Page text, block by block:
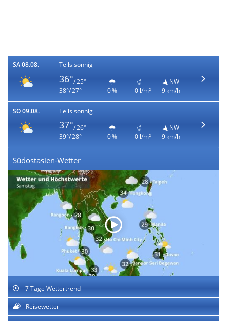
SA 08.08. Teils sonnig
36°/ 25°
38°/ 27°
0 % 0 l/m²
NW
9 km/h
SO 09.08. Teils sonnig
37°/ 26°
39°/ 28°
0 % 0 l/m²
NW
9 km/h
Südostasien-Wetter
7 Tage Wettertrend
Reisewetter